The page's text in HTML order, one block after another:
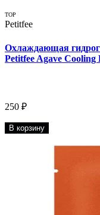
TOP
Petitfee
Охлаждающая
Petitfee Agave Cooling
250 ₽
В корзину